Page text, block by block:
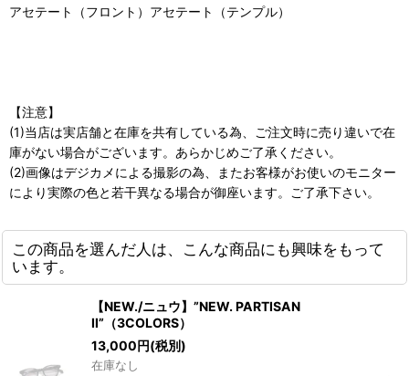
アセテート（フロント）アセテート（テンプル）
【注意】
(1)当店は実店舗と在庫を共有している為、ご注文時に売り違いで在
庫がない場合がございます。あらかじめご了承ください。
(2)画像はデジカメによる撮影の為、またお客様がお使いのモニター
により実際の色と若干異なる場合が御座います。ご了承下さい。
この商品を選んだ人は、こんな商品にも興味をもって
います。
【NEW./ニュウ】”NEW. PARTISAN
II”（3COLORS）
13,000円(税別)
在庫なし